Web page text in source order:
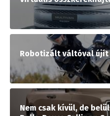
Robotizált váltóval újít
Nem csak kívül, de